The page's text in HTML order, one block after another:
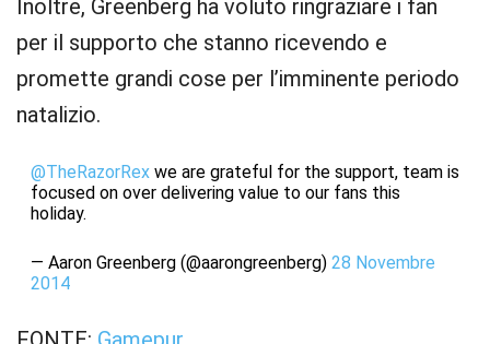
Inoltre, Greenberg ha voluto ringraziare i fan
per il supporto che stanno ricevendo e
promette grandi cose per l’imminente periodo
natalizio.
@TheRazorRexwe are grateful for the support, team is
focused on over delivering value to our fans this
holiday.
— Aaron Greenberg (@aarongreenberg) 28 Novembre
2014